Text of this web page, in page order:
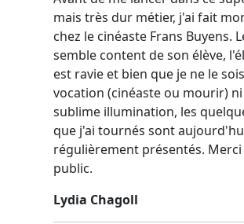
mais très dur métier, j'ai fait
chez le cinéaste Frans Buyens.
semble content de son élève,
est ravie et bien que je ne le
vocation (cinéaste ou mourir)
sublime illumination, les
que j'ai tournés sont
régulièrement présentés. Merci
public.
Lydia Chagoll